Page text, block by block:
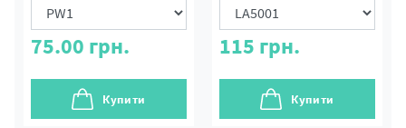
75.00 грн.
Купити
115 грн.
Купити